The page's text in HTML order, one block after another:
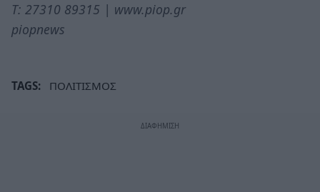
Τ: 27310 89315 | www.piop.gr
piopnews
TAGS: ΠΟΛΙΤΙΣΜΟΣ